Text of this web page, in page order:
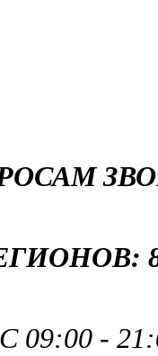
8
-